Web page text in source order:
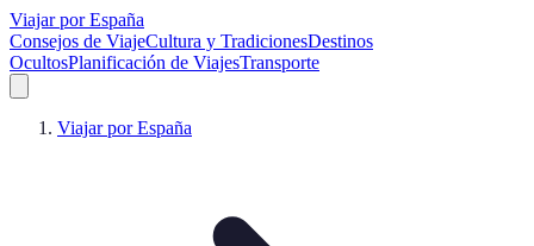
Viajar por España
Consejos de ViajeCultura y TradicionesDestinos
OcultosPlanificación de ViajesTransporte
Viajar por España